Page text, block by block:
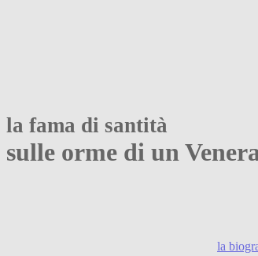
la fama di santità
sulle orme di un
la